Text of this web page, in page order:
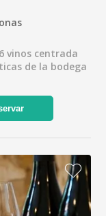
vinos centrada
de la bodega